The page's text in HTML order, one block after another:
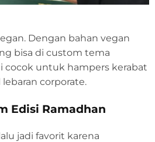
Dengan bahan vegan
bisa di custom tema
cocok untuk hampers kerabat
corporate.
Edisi Ramadhan
jadi favorit karena